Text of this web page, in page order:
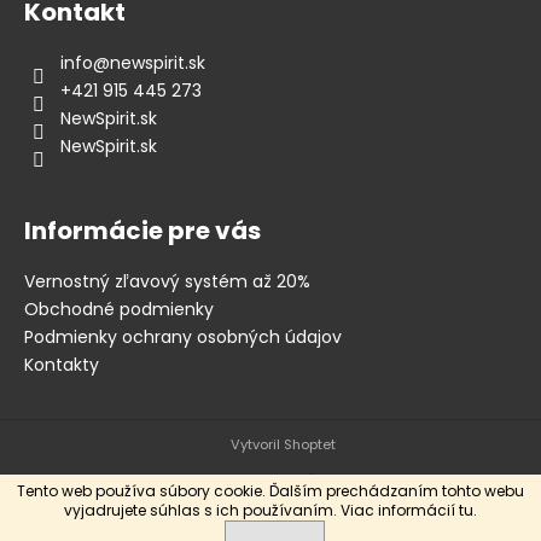
Tento web používa súbory cookie. Ďalším prechádzaním tohto webu
vyjadrujete súhlas s ich používaním. Viac informáciítu.
Kontakt
info@newspirit.sk
+421 915 445 273
NewSpirit.sk
NewSpirit.sk
Informácie pre vás
Vernostný zľavový systém až 20%
Obchodné podmienky
Podmienky ochrany osobných údajov
Kontakty
Vytvoril Shoptet
Copyright 2026New Spirit Skateshop. Všetky práva vyhradené.